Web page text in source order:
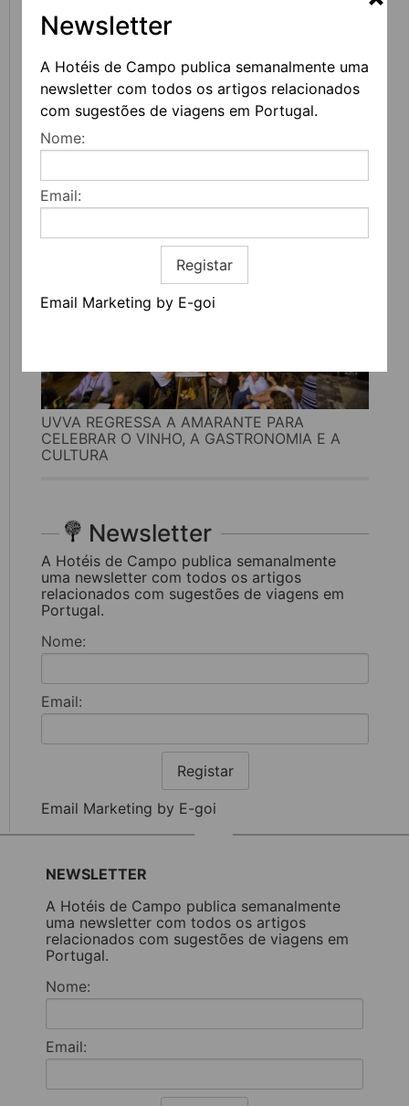
Newsletter
A Hotéis de Campo publica semanalmente uma
newsletter com todos os artigos relacionados
com sugestões de viagens em Portugal.
Nome:
Email:
Registar
Email Marketing by E-goi
FEIRA DO LIVRO DO PORTO REGRESSA COM
MAIS DE 200 ATIVIDADES DEDICADAS À
UVVA REGRESSA A AMARANTE PARA
CELEBRAR O VINHO, A GASTRONOMIA E A
CULTURA
Newsletter
A Hotéis de Campo publica semanalmente
uma newsletter com todos os artigos
relacionados com sugestões de viagens em
Portugal.
Nome:
Email:
Registar
Email Marketing by E-goi
NEWSLETTER
A Hotéis de Campo publica semanalmente
uma newsletter com todos os artigos
relacionados com sugestões de viagens em
Portugal.
Nome:
Email: